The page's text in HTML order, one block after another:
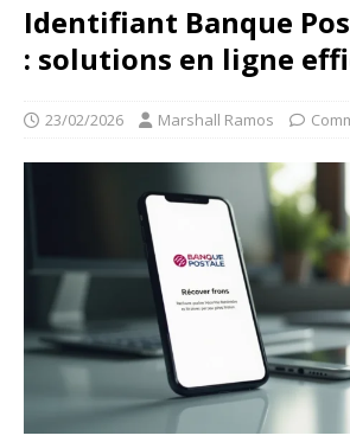
Identifiant Banque
: solutions en ligne
23/02/2026 Marshall Ramos